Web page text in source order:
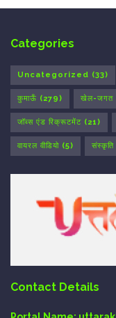
Categories
Uncategorized (33)
कुमाऊँ (279) खेल-जगत
जॉब्स एंड रिक्रूटमेंट (21)
वायरल वीडियो (5) संस्कृति
Contact Details